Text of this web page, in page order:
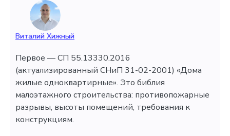
Виталий Хижный
Первое — СП 55.13330.2016
(актуализированный СНиП 31-02-2001) «Дома
жилые одноквартирные». Это библия
малоэтажного строительства: противопожарные
разрывы, высоты помещений, требования к
конструкциям.